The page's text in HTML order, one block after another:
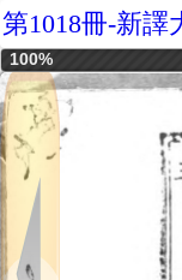
第1018冊-新
100%